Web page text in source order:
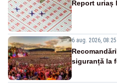
Report uriaș
6 aug. 2026, 08:25
siguranță la